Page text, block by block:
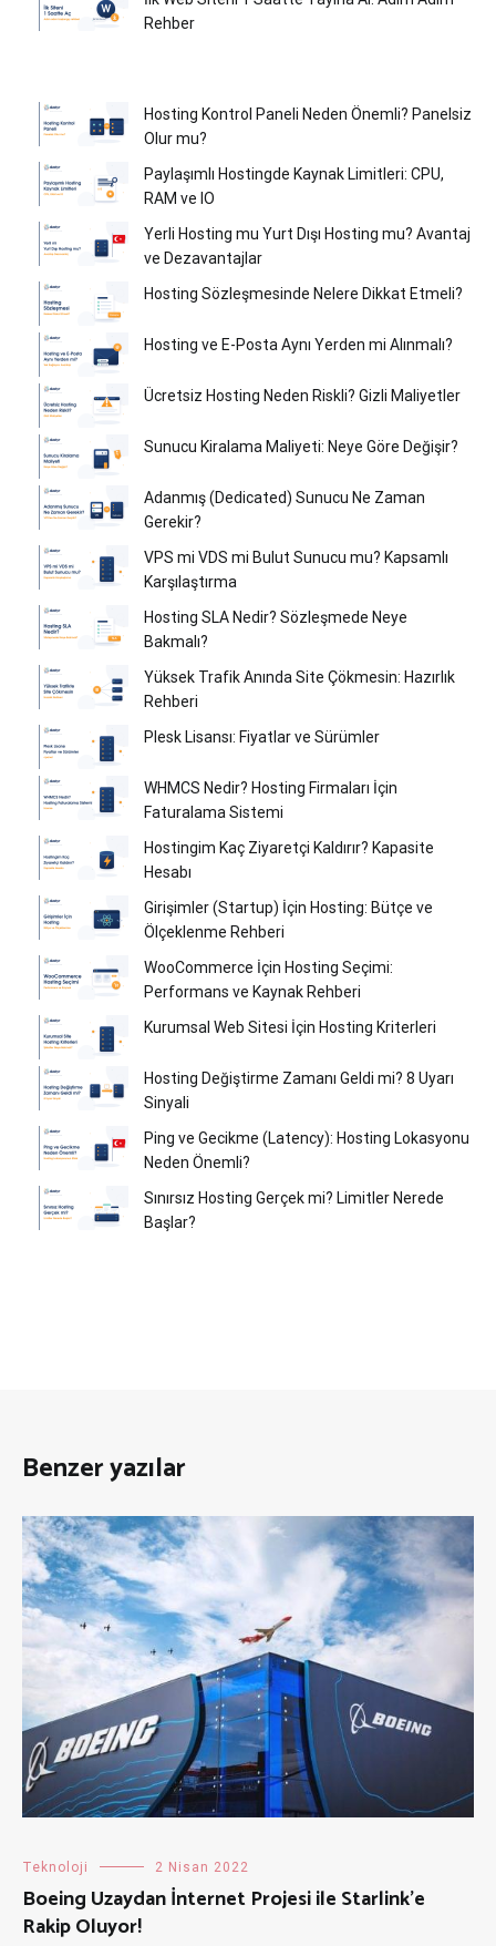
Rehber
Hosting Kontrol Paneli Neden Önemli? Panelsiz
Olur mu?
Paylaşımlı Hostingde Kaynak Limitleri: CPU,
RAM ve IO
Yerli Hosting mu Yurt Dışı Hosting mu? Avantaj
ve Dezavantajlar
Hosting Sözleşmesinde Nelere Dikkat Etmeli?
Hosting ve E-Posta Aynı Yerden mi Alınmalı?
Ücretsiz Hosting Neden Riskli? Gizli Maliyetler
Sunucu Kiralama Maliyeti: Neye Göre Değişir?
Adanmış (Dedicated) Sunucu Ne Zaman
Gerekir?
VPS mi VDS mi Bulut Sunucu mu? Kapsamlı
Karşılaştırma
Hosting SLA Nedir? Sözleşmede Neye
Bakmalı?
Yüksek Trafik Anında Site Çökmesin: Hazırlık
Rehberi
Plesk Lisansı: Fiyatlar ve Sürümler
WHMCS Nedir? Hosting Firmaları İçin
Faturalama Sistemi
Hostingim Kaç Ziyaretçi Kaldırır? Kapasite
Hesabı
Girişimler (Startup) İçin Hosting: Bütçe ve
Ölçeklenme Rehberi
WooCommerce İçin Hosting Seçimi:
Performans ve Kaynak Rehberi
Kurumsal Web Sitesi İçin Hosting Kriterleri
Hosting Değiştirme Zamanı Geldi mi? 8 Uyarı
Sinyali
Ping ve Gecikme (Latency): Hosting Lokasyonu
Neden Önemli?
Sınırsız Hosting Gerçek mi? Limitler Nerede
Başlar?
Benzer yazılar
Teknoloji 2 Nisan 2022
Boeing Uzaydan İnternet Projesi ile Starlink’e
Rakip Oluyor!